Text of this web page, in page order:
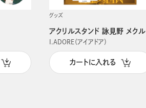
グッズ
アクリルスタンド 詠見野 メクル
I.ADORE（アイアドア）
カートに入れる